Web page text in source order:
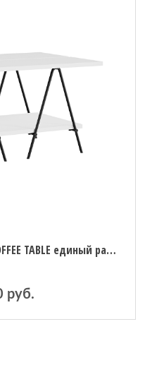
Стол журнальный ESSEL COFFEE TABLE единый размер белый
руб.